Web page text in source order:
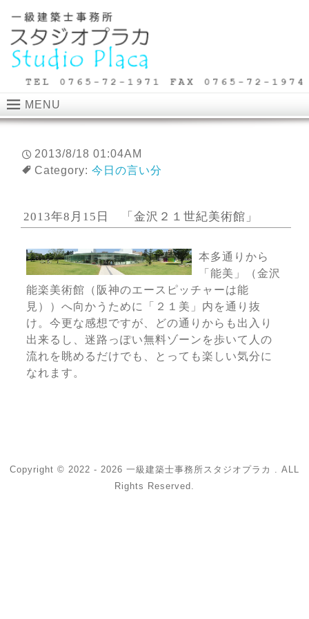
MENU
2013/8/18 01:04AM
Category: 今日の言い分
2013年8月15日 「金沢２１世紀美術館」
本多通りから
「能美」（金沢
能楽美術館（阪神のエースピッチャーは能
見））へ向かうために「２１美」内を通り抜
け。今更な感想ですが、どの通りからも出入り
出来るし、迷路っぽい無料ゾーンを歩いて人の
流れを眺めるだけでも、とっても楽しい気分に
なれます。
Copyright © 2022 - 2026 一級建築士事務所スタジオプラカ . ALL
Rights Reserved.